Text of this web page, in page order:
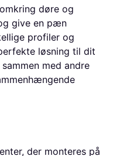
døre og
give en pæn
profiler og
løsning til dit
med andre
der monteres på